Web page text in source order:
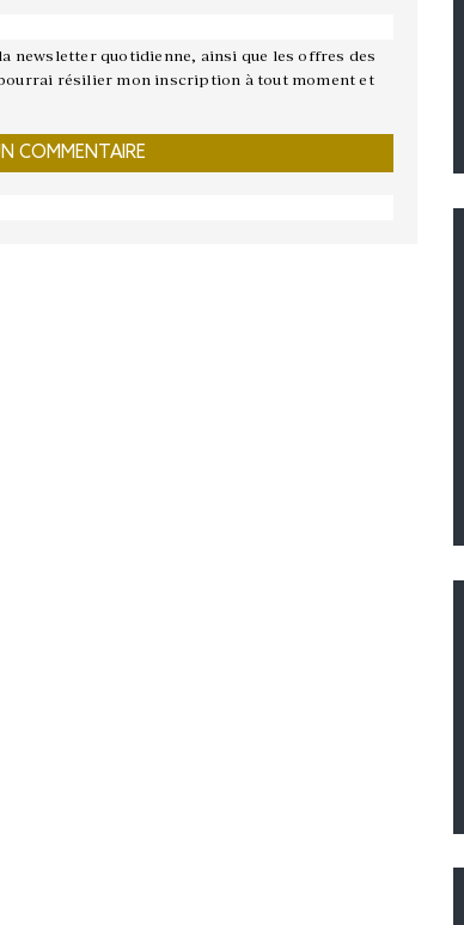
newsletter quotidienne, ainsi que les offres des
pourrai résilier mon inscription à tout moment et